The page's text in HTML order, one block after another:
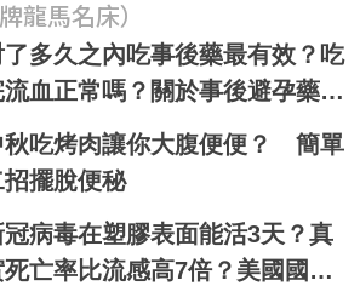
龍馬名床）
了多久之內吃事後藥最有效？吃
流血正常嗎？關於事後避孕藥的
事，一次報你知｜每日健康 He
秋吃烤肉讓你大腹便便？ 簡單
招擺脫便秘
冠病毒在塑膠表面能活3天？真
亡率比流感高7倍？美國國衛